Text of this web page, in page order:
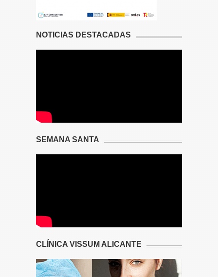
NOTICIAS DESTACADAS
SEMANA SANTA
CLÍNICA VISSUM ALICANTE